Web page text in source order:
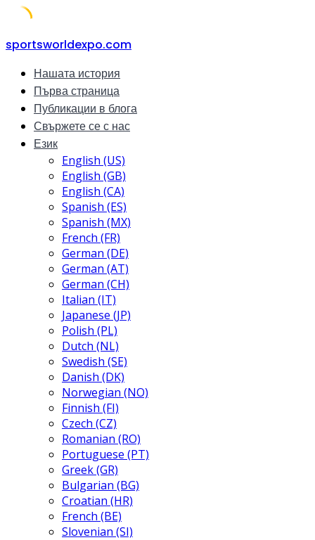
Skip
content
sportsworldexpo.com
Нашата история
Първа страница
Публикации в блога
Свържете се с нас
Език
English (US)
English (GB)
English (CA)
Spanish (ES)
Spanish (MX)
French (FR)
German (DE)
German (AT)
German (CH)
Italian (IT)
Japanese (JP)
Polish (PL)
Dutch (NL)
Swedish (SE)
Danish (DK)
Norwegian (NO)
Finnish (FI)
Czech (CZ)
Romanian (RO)
Portuguese (PT)
Greek (GR)
Bulgarian (BG)
Croatian (HR)
French (BE)
Slovenian (SI)